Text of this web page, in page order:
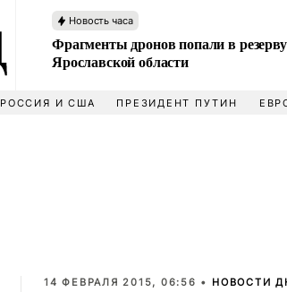
Новость часа
Фрагменты дронов попали в
Ярославской области
РОССИЯ И США ПРЕЗИДЕНТ ПУТИН
14 ФЕВРАЛЯ 2015, 06:56 • НОВОСТИ